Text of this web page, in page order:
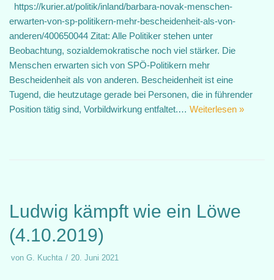
https://kurier.at/politik/inland/barbara-novak-menschen-
erwarten-von-sp-politikern-mehr-bescheidenheit-als-von-
anderen/400650044 Zitat: Alle Politiker stehen unter
Beobachtung, sozialdemokratische noch viel stärker. Die
Menschen erwarten sich von SPÖ-Politikern mehr
Bescheidenheit als von anderen. Bescheidenheit ist eine
Tugend, die heutzutage gerade bei Personen, die in führender
Position tätig sind, Vorbildwirkung entfaltet.… Weiterlesen »
Ludwig kämpft wie ein Löwe
(4.10.2019)
von G. Kuchta 20. Juni 2021